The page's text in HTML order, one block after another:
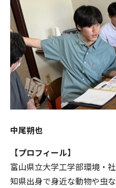
中尾朔也
【プロフィール】
富山県立大学工学部環境・
知県出身で身近な動物や虫